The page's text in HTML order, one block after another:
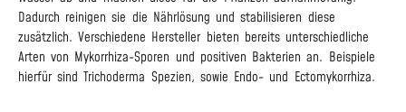
Dadurch reinigen sie die Nährlösung und stabilisieren diese
zusätzlich. Verschiedene Hersteller bieten bereits unterschiedliche
Arten von Mykorrhiza-Sporen und positiven Bakterien an. Beispiele
hierfür sind Trichoderma Spezien, sowie Endo- und Ectomykorrhiza.